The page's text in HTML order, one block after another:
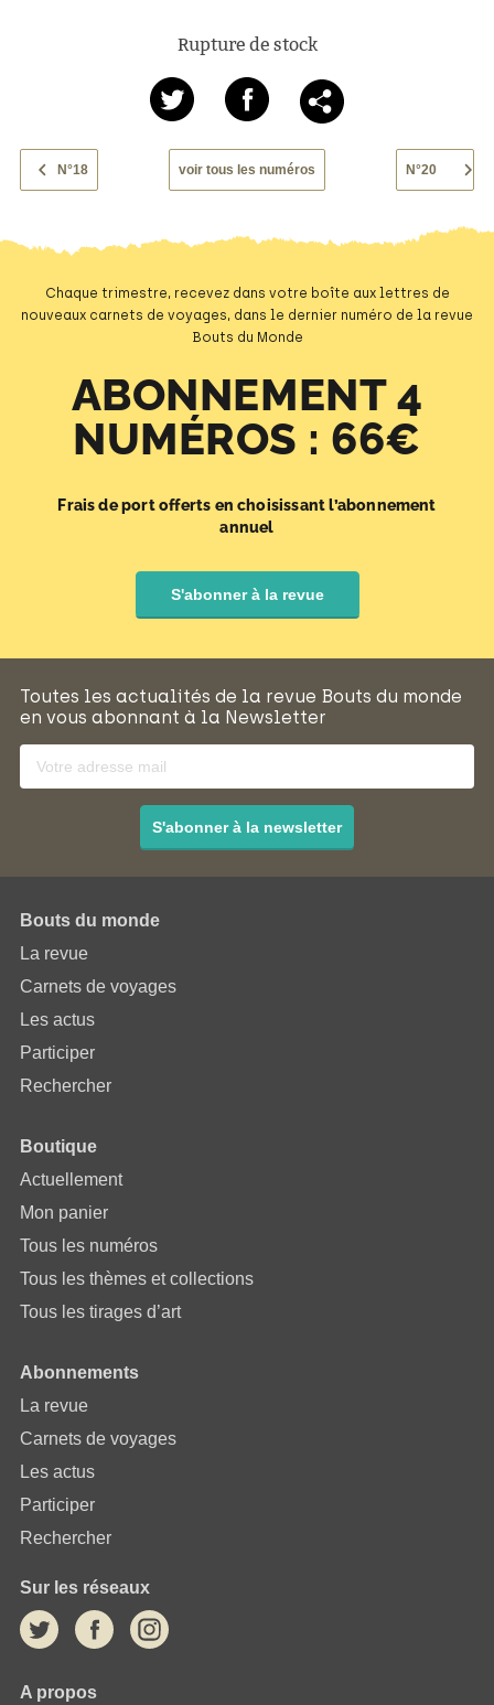
Rupture de stock
N°18 voir tous les numéros N°20
Chaque trimestre, recevez dans votre boîte aux lettres de
nouveaux carnets de voyages, dans le dernier numéro de la revue
Bouts du Monde
ABONNEMENT 4
NUMÉROS : 66€
Frais de port offerts en choisissant l’abonnement
annuel
S'abonner à la revue
Toutes les actualités de la revue Bouts du monde
en vous abonnant à la Newsletter
S'abonner à la newsletter
Bouts du monde
La revue
Carnets de voyages
Les actus
Participer
Rechercher
Boutique
Actuellement
Mon panier
Tous les numéros
Tous les thèmes et collections
Tous les tirages d’art
Abonnements
La revue
Carnets de voyages
Les actus
Participer
Rechercher
Sur les réseaux
A propos